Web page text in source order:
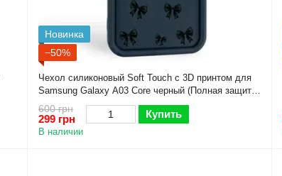
Новинка
−50%
Чехол силиконовый Soft Touch с 3D принтом для
Samsung Galaxy A03 Core черный (Полная защита
камеры)
600 грн
299 грн Купить
В наличии